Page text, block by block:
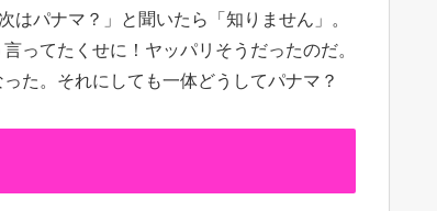
はパナマ？」と聞いたら「知りません」。
ってたくせに！ヤッパリそうだったのだ。
た。それにしても一体どうしてパナマ？